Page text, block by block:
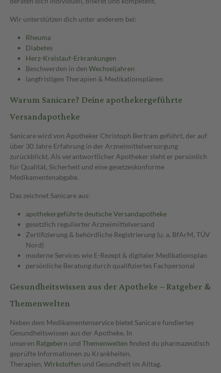
Wir unterstützen dich unter anderem bei:
Rheuma
Diabetes
Herz-Kreislauf-Erkrankungen
Beschwerden in den Wechseljahren
langfristigen Therapien & Medikationsplänen
Warum Sanicare? Deine apothekergeführte
Versandapotheke
Sanicare wird von Apotheker Christoph Bertram geführt, der auf
über 30 Jahre Erfahrung in der Arzneimittelversorgung
zurückblickt. Als verantwortlicher Apotheker steht er persönlich
für Qualität, Sicherheit und eine gesetzeskonforme
Medikamentenabgabe.
Das zeichnet Sanicare aus:
apothekergeführte deutsche Versandapotheke
gesetzlich regulierter Arzneimittelversand
Zertifizierung & behördliche Registrierung (u. a. BfArM, TÜV
Nord)
moderne Services wie E-Rezept & digitaler Medikationsplan
persönliche Beratung durch qualifiziertes Fachpersonal
Gesundheitswissen aus der Apotheke – Ratgeber &
Themenwelten
Neben dem Medikamentenservice bietet Sanicare fundiertes
Gesundheitswissen aus der Apotheke. In
unseren Ratgebern und Themenwelten findest du pharmazeutisch
geprüfte Informationen zu Krankheiten,
Therapien, Wirkstoffen und Gesundheit im Alltag.